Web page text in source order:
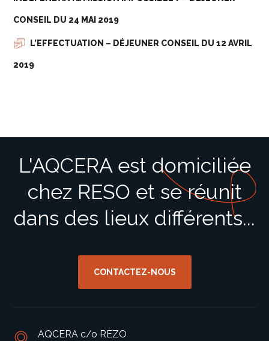
CONSEIL DU 24 MAI 2019
L’EFFECTUATION – DÉJEUNER CONSEIL DU 12 AVRIL
2019
L'AQCERA est domiciliée
chez RESO et se réunit
dans des lieux différents...
CONTACTEZ-NOUS
AQCERA c/o REZO